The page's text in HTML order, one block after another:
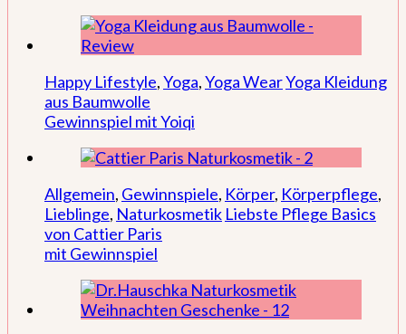
Happy Lifestyle,Yoga,Yoga WearYoga Kleidung
aus Baumwolle
Gewinnspiel mit Yoiqi
Allgemein, Gewinnspiele, Körper, Körperpflege,
Lieblinge, Naturkosmetik Liebste Pflege Basics
von Cattier Paris
mit Gewinnspiel